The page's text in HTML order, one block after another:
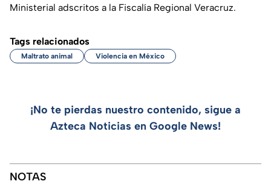
Ministerial adscritos a la Fiscalía Regional Veracruz.
Tags relacionados
Maltrato animal Violencia en México
¡No te pierdas nuestro contenido, sigue a
Azteca Noticias en Google News!
NOTAS